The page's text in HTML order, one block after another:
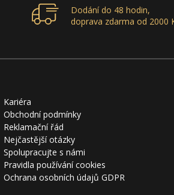
Dodání do 48 hodin,
doprava zdarma od 2000
Kariéra
Obchodní podmínky
Reklamační řád
Nejčastější otázky
Spolupracujte s námi
Pravidla používání cookies
Ochrana osobních údajů GDPR